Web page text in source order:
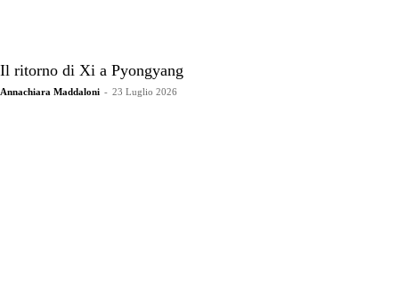
Il ritorno di Xi a Pyongyang
Annachiara Maddaloni - 23 Luglio 2026